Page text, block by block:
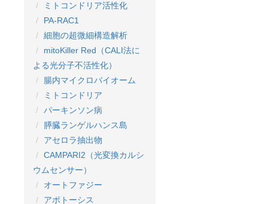
ミトコンドリア活性化
PA-RAC1
細胞の超微細構造解析
mitoKiller Red（CALI法に
よる光分子不活性化）
腸内マイクロバイオーム
ミトコンドリア
パーキンソン病
膵臓ランゲルハンス島
アセロラ抽出物
CAMPARI2（光変換カルシ
ウムセンサー）
オートファジー
アポトーシス